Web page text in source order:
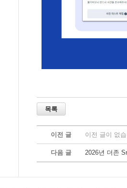
이전 글 이전 글이 없
다음 글 2026년 더존